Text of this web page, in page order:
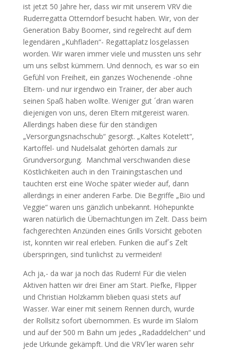
ist jetzt 50 Jahre her, dass wir mit unserem VRV die
Ruderregatta Otterndorf besucht haben. Wir, von der
Generation Baby Boomer, sind regelrecht auf dem
legendären „Kuhfladen“- Regattaplatz losgelassen
worden. Wir waren immer viele und mussten uns sehr
um uns selbst kümmern. Und dennoch, es war so ein
Gefühl von Freiheit, ein ganzes Wochenende -ohne
Eltern- und nur irgendwo ein Trainer, der aber auch
seinen Spaß haben wollte. Weniger gut ´dran waren
diejenigen von uns, deren Eltern mitgereist waren.
Allerdings haben diese für den ständigen
„Versorgungsnachschub“ gesorgt. „Kaltes Kotelett“,
Kartoffel- und Nudelsalat gehörten damals zur
Grundversorgung. Manchmal verschwanden diese
Köstlichkeiten auch in den Trainingstaschen und
tauchten erst eine Woche später wieder auf, dann
allerdings in einer anderen Farbe. Die Begriffe „Bio und
Veggie“ waren uns gänzlich unbekannt. Höhepunkte
waren natürlich die Übernachtungen im Zelt. Dass beim
fachgerechten Anzünden eines Grills Vorsicht geboten
ist, konnten wir real erleben. Funken die auf´s Zelt
überspringen, sind tunlichst zu vermeiden!
Ach ja,- da war ja noch das Rudern! Für die vielen
Aktiven hatten wir drei Einer am Start. Piefke, Flipper
und Christian Holzkamm blieben quasi stets auf
Wasser. War einer mit seinem Rennen durch, wurde
der Rollsitz sofort übernommen. Es wurde im Slalom
und auf der 500 m Bahn um jedes „Radaddelchen“ und
jede Urkunde gekämpft. Und die VRV´ler waren sehr